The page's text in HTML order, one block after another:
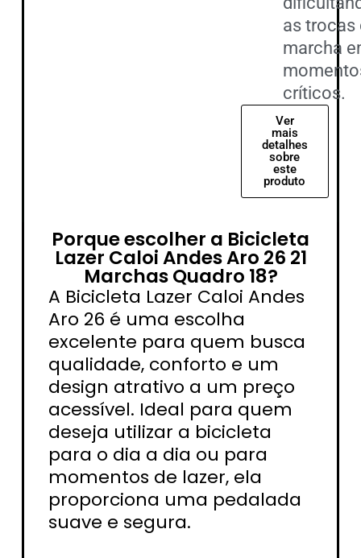
as trocas
marcha
críticos.
Ver
mais
detalhes
sobre
este
produto
Porque escolher a Bicicleta
Lazer Caloi Andes Aro 26 21
Marchas Quadro 18?
A Bicicleta Lazer Caloi Andes
Aro 26 é uma escolha
excelente para quem busca
qualidade, conforto e um
design atrativo a um preço
acessível. Ideal para quem
deseja utilizar a bicicleta
para o dia a dia ou para
momentos de lazer, ela
proporciona uma pedalada
suave e segura.